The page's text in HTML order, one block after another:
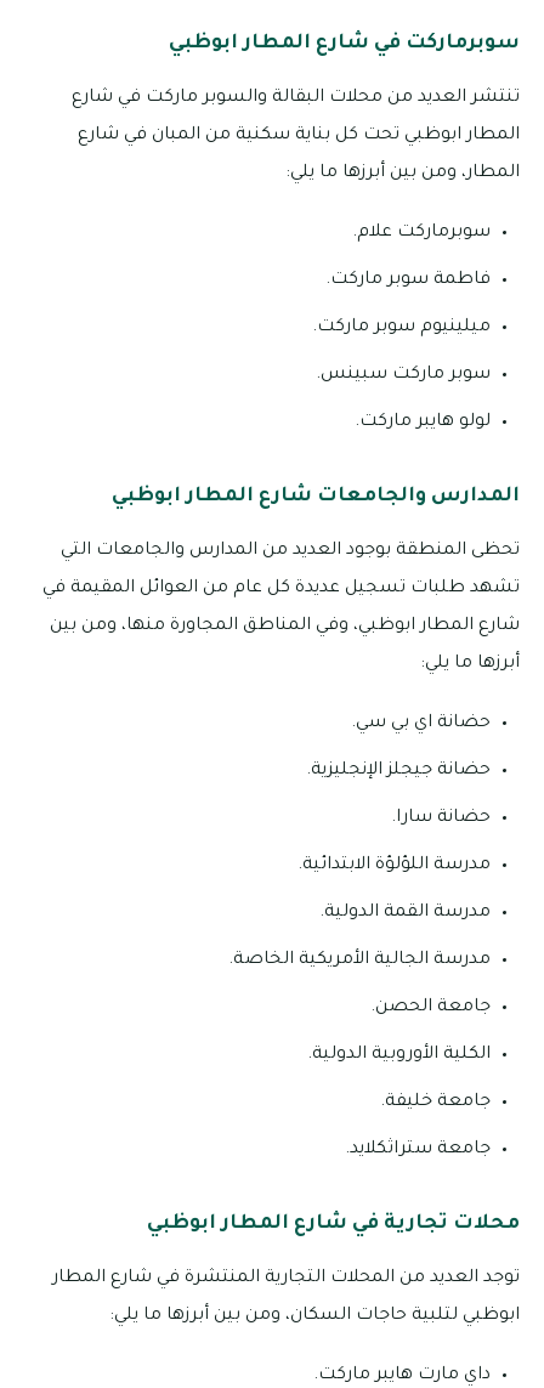
سوبرماركت في شارع المطار ابوظبي
تنتشر العديد من محلات البقالة والسوبر ماركت في شارع
المطار ابوظبي تحت كل بناية سكنية من المبان في شارع
المطار، ومن بين أبرزها ما يلي:
سوبرماركت علام.
فاطمة سوبر ماركت.
ميلينيوم سوبر ماركت.
سوبر ماركت سبينس.
لولو هايبر ماركت.
المدارس والجامعات شارع المطار ابوظبي
تحظى المنطقة بوجود العديد من المدارس والجامعات التي
تشهد طلبات تسجيل عديدة كل عام من العوائل المقيمة في
شارع المطار ابوظبي، وفي المناطق المجاورة منها، ومن بين
أبرزها ما يلي:
حضانة اي بي سي.
حضانة جيجلز الإنجليزية.
حضانة سارا.
مدرسة اللؤلؤة الابتدائية.
مدرسة القمة الدولية.
مدرسة الجالية الأمريكية الخاصة.
جامعة الحصن.
الكلية الأوروبية الدولية.
جامعة خليفة.
جامعة ستراثكلايد.
محلات تجارية في شارع المطار ابوظبي
توجد العديد من المحلات التجارية المنتشرة في شارع المطار
ابوظبي لتلبية حاجات السكان، ومن بين أبرزها ما يلي:
داي مارت هايبر ماركت.